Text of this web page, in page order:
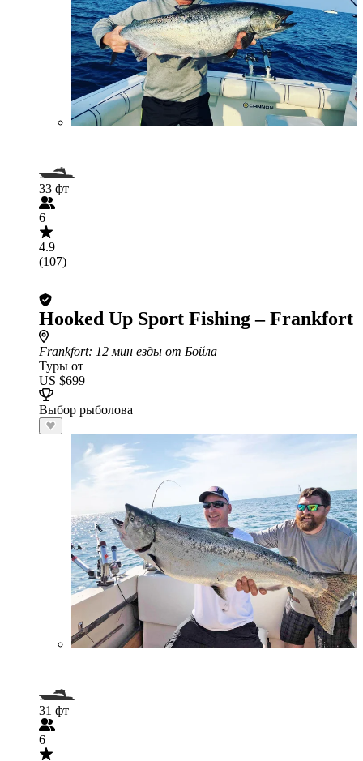
33 фт
6
4.9
(107)
Hooked Up Sport Fishing – Frankfort
Frankfort: 12 мин езды от Бойла
Туры от
US $699
Выбор рыболова
31 фт
6